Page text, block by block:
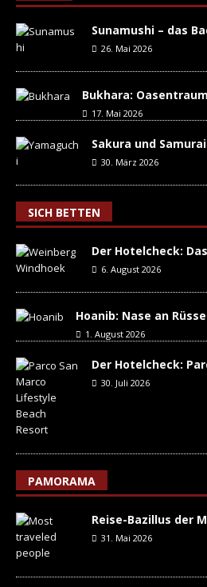
Sunamushi – das
26. Mai 2026
Bukhara:
17. Mai 2026
Sakura und
30. März 2026
SICH BETTEN
Der Hotelcheck:
6. August 2026
Hoanib: Nase an
1. August 2026
Der Hotelcheck:
30. Juli 2026
PAMORAMA
Reise-Bazillus der
31. Mai 2026